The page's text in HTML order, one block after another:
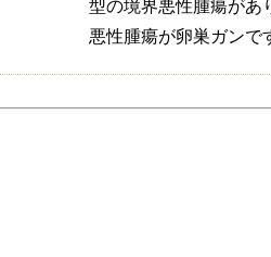
型の境界悪性腫瘍があ
悪性腫瘍が卵巣ガンで